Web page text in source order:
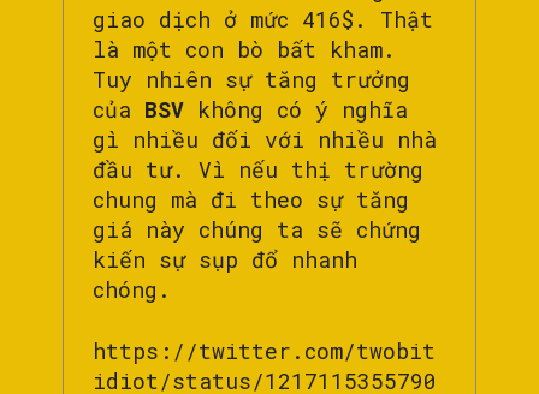
giao dịch ở mức 416$. Thật
là một con bò bất kham.
Tuy nhiên sự tăng trưởng
của BSV không có ý nghĩa
gì nhiều đối với nhiều nhà
đầu tư. Vì nếu thị trường
chung mà đi theo sự tăng
giá này chúng ta sẽ chứng
kiến sự sụp đổ nhanh
chóng.
https://twitter.com/twobit
idiot/status/1217115355790